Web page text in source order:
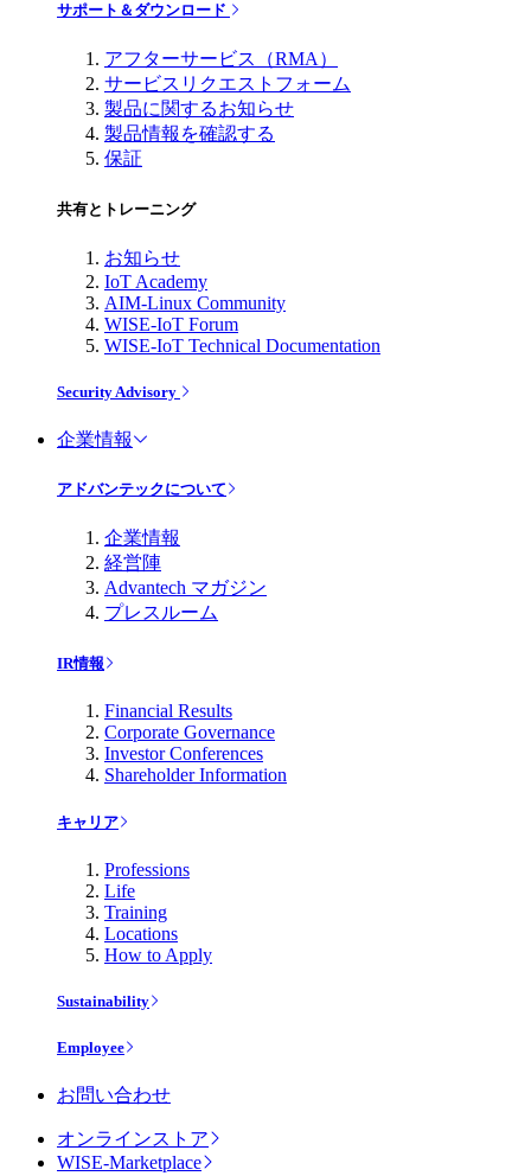
サポート＆ダウンロード
アフターサービス（RMA）
サービスリクエストフォーム
製品に関するお知らせ
製品情報を確認する
保証
共有とトレーニング
お知らせ
IoT Academy
AIM-Linux Community
WISE-IoT Forum
WISE-IoT Technical Documentation
Security Advisory
企業情報
アドバンテックについて
企業情報
経営陣
Advantech マガジン
プレスルーム
IR情報
Financial Results
Corporate Governance
Investor Conferences
Shareholder Information
キャリア
Professions
Life
Training
Locations
How to Apply
Sustainability
Employee
お問い合わせ
オンラインストア
WISE-Marketplace